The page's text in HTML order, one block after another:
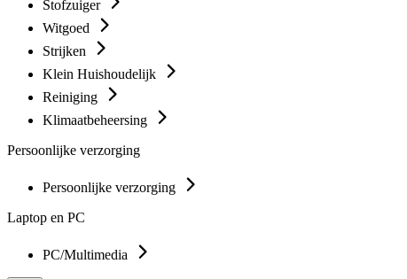
Stofzuiger
Witgoed
Strijken
Klein Huishoudelijk
Reiniging
Klimaatbeheersing
Persoonlijke verzorging
Persoonlijke verzorging
Laptop en PC
PC/Multimedia